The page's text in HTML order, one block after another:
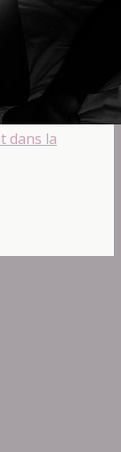
dans la